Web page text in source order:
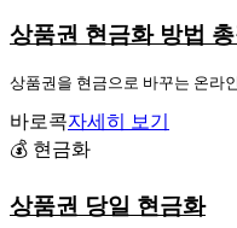
상품권 현금화 방법 총
상품권을 현금으로 바꾸는 온라
바로콕자세히 보기
💰 현금화
상품권 당일 현금화